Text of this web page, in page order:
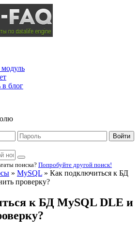
модуль
в блог
Войти
поиска? Попробуйте другой поиск!
» MySQL » Как подключиться к БД
проверку?
к БД MySQL DLE и